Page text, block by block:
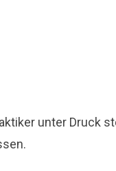
unter Druck